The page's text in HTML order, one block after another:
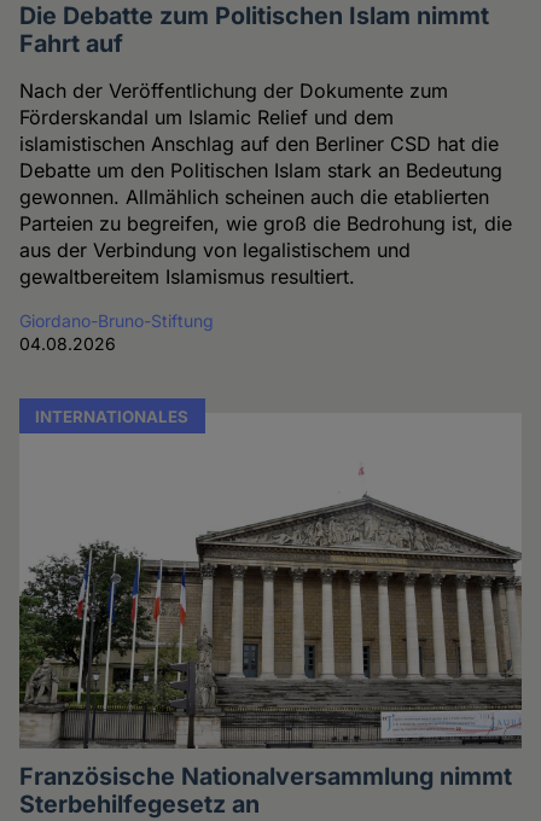
Die Debatte zum Politischen Islam nimmt
Fahrt auf
Nach der Veröffentlichung der Dokumente zum
Förderskandal um Islamic Relief und dem
islamistischen Anschlag auf den Berliner CSD hat die
Debatte um den Politischen Islam stark an Bedeutung
gewonnen. Allmählich scheinen auch die etablierten
Parteien zu begreifen, wie groß die Bedrohung ist, die
aus der Verbindung von legalistischem und
gewaltbereitem Islamismus resultiert.
Giordano-Bruno-Stiftung
04.08.2026
INTERNATIONALES
Französische Nationalversammlung nimmt
Sterbehilfegesetz an